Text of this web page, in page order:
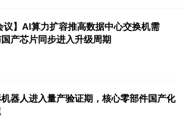
议】AI算力扩容推高数据中心交换机需
产芯片同步进入升级周期
机器人进入量产验证期，核心零部件国产化